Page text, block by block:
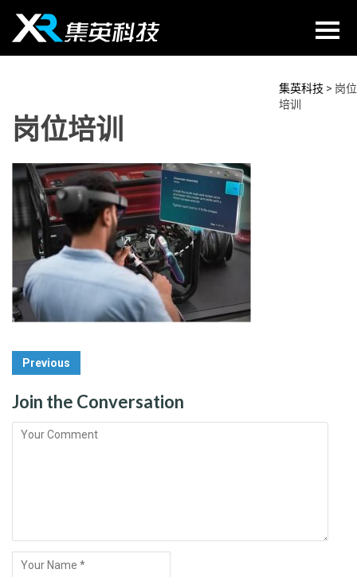
content
集英科技 > 岗位
培训
岗位培训
Post
Navigation
Previous
Join the Conversation